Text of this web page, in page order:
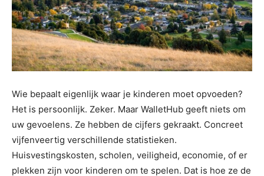
Wie bepaalt eigenlijk waar je kinderen moet opvoeden?
Het is persoonlijk. Zeker. Maar WalletHub geeft niets om
uw gevoelens. Ze hebben de cijfers gekraakt. Concreet
vijfenveertig verschillende statistieken.
Huisvestingskosten, scholen, veiligheid, economie, of er
plekken zijn voor kinderen om te spelen. Dat is hoe ze de